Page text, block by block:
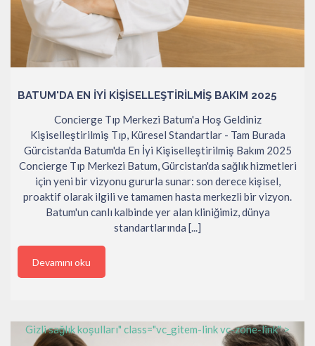
BATUM'DA EN İYI KIŞISELLEŞTIRILMIŞ BAKIM 2025
Concierge Tıp Merkezi Batum'a Hoş Geldiniz
Kişiselleştirilmiş Tıp, Küresel Standartlar - Tam Burada
Gürcistan'da Batum'da En İyi Kişiselleştirilmiş Bakım 2025
Concierge Tıp Merkezi Batum, Gürcistan'da sağlık hizmetleri
için yeni bir vizyonu gururla sunar: son derece kişisel,
proaktif olarak ilgili ve tamamen hasta merkezli bir vizyon.
Batum'un canlı kalbinde yer alan kliniğimiz, dünya
standartlarında [...]
Devamını oku
Gizli sağlık koşulları" class="vc_gitem-link vc-zone-link" >